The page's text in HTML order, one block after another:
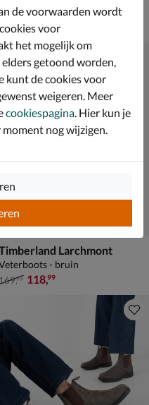
boots - bruin
€ 209,99
209,99
Larchmont
- bruin
van € 169,99 voor € 118,99
169,99 118,99
de voorwaarden wordt
voor
het mogelijk om
getoond worden,
kunt de cookies voor
weigeren. Meer
cookiespagina. Hier kun je
nog wijzigen.